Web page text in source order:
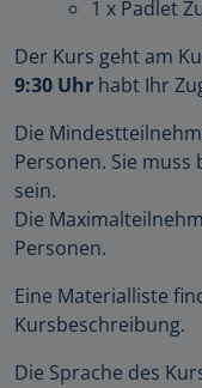
1 x Padlet
Der Kurs geht am
9:30 Uhr habt Ihr
Die
Personen. Sie
sein.
Die
Personen.
Eine Materialliste
Kursbeschreibung.
Die Sprache des